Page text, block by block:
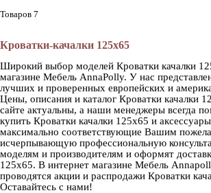
Товаров 7
Кроватки-качалки 125х65
Широкий выбор моделей Кроватки качалки
магазине Мебель AnnaPolly. У нас
лучших и проверенных европейских и
Цены, описания и каталог Кроватки качалки
сайте актуальны, а наши менеджеры всегда
купить Кроватки качалки 125х65 и
максимально соответствующие Вашим
исчерпывающую профессиональную
моделям и производителям и оформят
125х65. В интернет магазине Мебель
проводятся акции и распродажи Кроватки
Оставайтесь с нами!